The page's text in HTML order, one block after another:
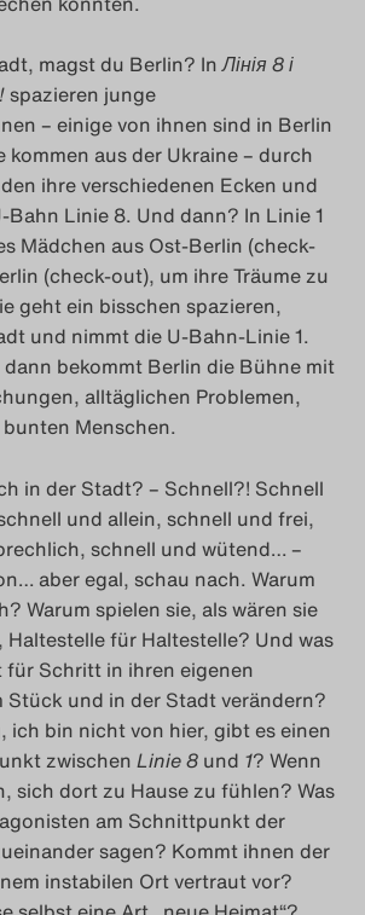
magst du Berlin? InЛінія 8 і
spazieren junge
– einige von ihnen sind in Berlin
kommen aus der Ukraine – durch
ihre verschiedenen Ecken und
Linie 8. Und dann? In Linie 1
Mädchen aus Ost-Berlin (check-
(check-out), um ihre Träume zu
geht ein bisschen spazieren,
und nimmt die U-Bahn-Linie 1.
bekommt Berlin die Bühne mit
alltäglichen Problemen,
Menschen.
in der Stadt? – Schnell?! Schnell
und allein, schnell und frei,
schnell und wütend… –
aber egal, schau nach. Warum
Warum spielen sie, als wären sie
Haltestelle für Haltestelle? Und was
Schritt in ihren eigenen
Stück und in der Stadt verändern?
ich bin nicht von hier, gibt es einen
zwischen Linie 8 und 1? Wenn
sich dort zu Hause zu fühlen? Was
am Schnittpunkt der
sagen? Kommt ihnen der
instabilen Ort vertraut vor?